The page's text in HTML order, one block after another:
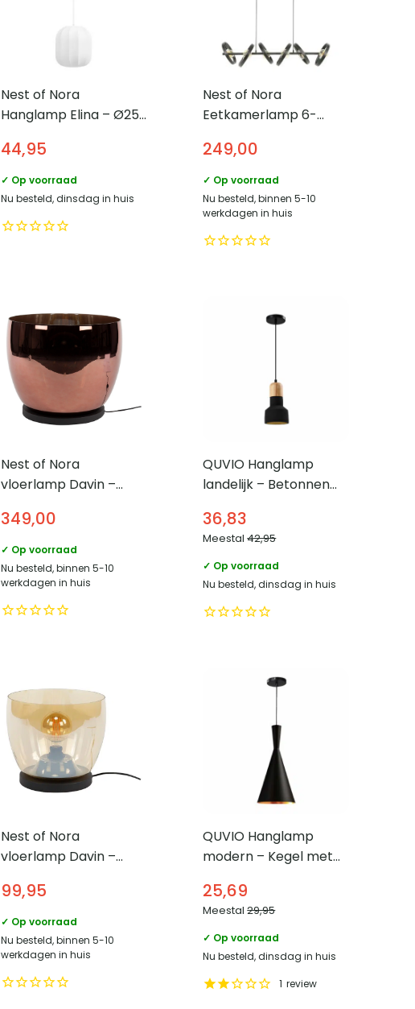
Nest of Nora
Hanglamp Elina – Ø25
Plafondlamp – Wit
44,95
✓ Op voorraad
Nu besteld, dinsdag in huis
Nest of Nora
Eetkamerlamp 6-
design – Charcoal
249,00
✓ Op voorraad
Nu besteld, binnen 5-10
werkdagen in huis
Nest of Nora
vloerlamp Davin –
Met glazen kap –
Koper
349,00
✓ Op voorraad
Nu besteld, binnen 5-10
werkdagen in huis
QUVIO Hanglamp
landelijk – Betonnen
kop – D 12,5 cm –
Zwart
36,83
Meestal42,95
✓ Op voorraad
Nu besteld, dinsdag in huis
Nest of Nora
vloerlamp Davin –
glazen kap – Amber
99,95
✓ Op voorraad
Nu besteld, binnen 5-10
werkdagen in huis
QUVIO Hanglamp
modern – Kegel met
Diameter 18,5 cm
25,69
Meestal29,95
✓ Op voorraad
Nu besteld, dinsdag in huis
1 review